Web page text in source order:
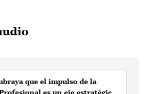
que el impulso de la